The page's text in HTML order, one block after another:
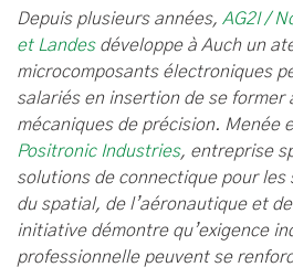
Depuis plusieurs années, AG2I /
et Landesdéveloppe à Auch un
microcomposants électroniques
salariés en insertion de se former
mécaniques de précision. Menée
Positronic Industries, entreprise
solutions de connectique pour les
du spatial, de l’aéronautique et
initiative démontre qu’exigence
professionnelle peuvent se